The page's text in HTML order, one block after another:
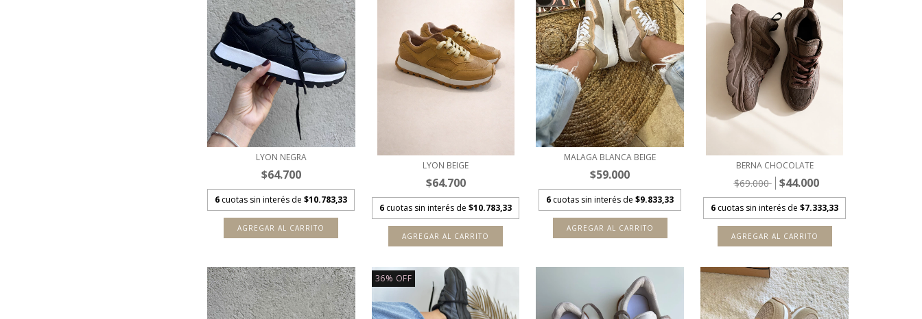
LYON NEGRA
$64.700
6 cuotas sin interés de$10.783,33
AGREGAR AL CARRITO
LYON BEIGE
$64.700
6 cuotas sin interés de$10.783,33
AGREGAR AL CARRITO
MALAGA BLANCA BEIGE
$59.000
6 cuotas sin interés de$9.833,33
AGREGAR AL CARRITO
BERNA CHOCOLATE
$69.000 $44.000
6 cuotas sin interés de$7.333,33
AGREGAR AL CARRITO
36% OFF